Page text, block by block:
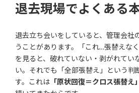
退去現場でよくある
退去立ち会いをしていると、管理会社
うことがあります。「これ…張替えな
を見ると、破れていない・剥がれてい
い。それでも「全部張替え」という判
す。これは 「原状回復＝クロス張替え」